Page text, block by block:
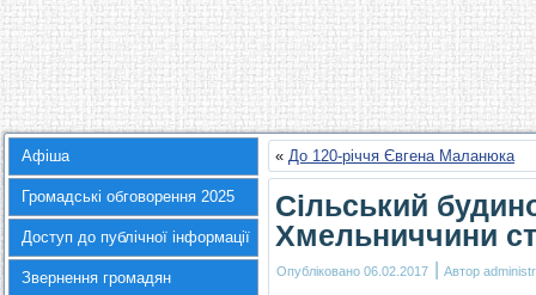
Афіша
Громадські обговорення 2025
Доступ до публічної інформації
Звернення громадян
« До 120-річчя Євгена Маланюка
Сільський
Хмельниччини
Опубліковано 06.02.2017 | Автор